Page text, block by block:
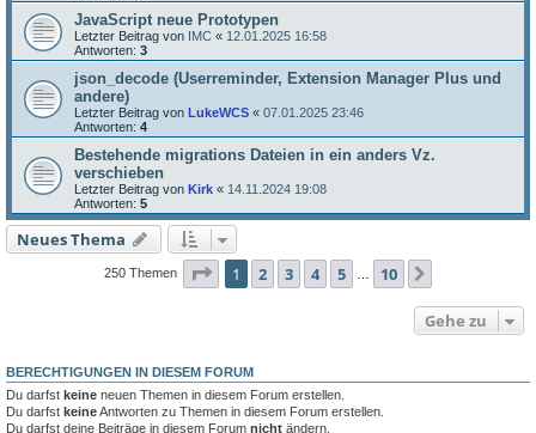
JavaScript neue Prototypen
Letzter Beitrag von IMC « 12.01.2025 16:58
Antworten: 3
json_decode (Userreminder, Extension Manager Plus und
andere)
Letzter Beitrag von LukeWCS « 07.01.2025 23:46
Antworten: 4
Bestehende migrations Dateien in ein anders Vz.
verschieben
Letzter Beitrag von Kirk « 14.11.2024 19:08
Antworten: 5
Neues Thema
250 Themen Seite 1von 10
1 2 3 4 5 10
Gehe zu
BERECHTIGUNGEN IN DIESEM FORUM
Du darfst keine neuen Themen in diesem Forum erstellen.
Du darfst keineAntworten zu Themen in diesem Forum erstellen.
Du darfst deine Beiträge in diesem Forum nicht ändern.